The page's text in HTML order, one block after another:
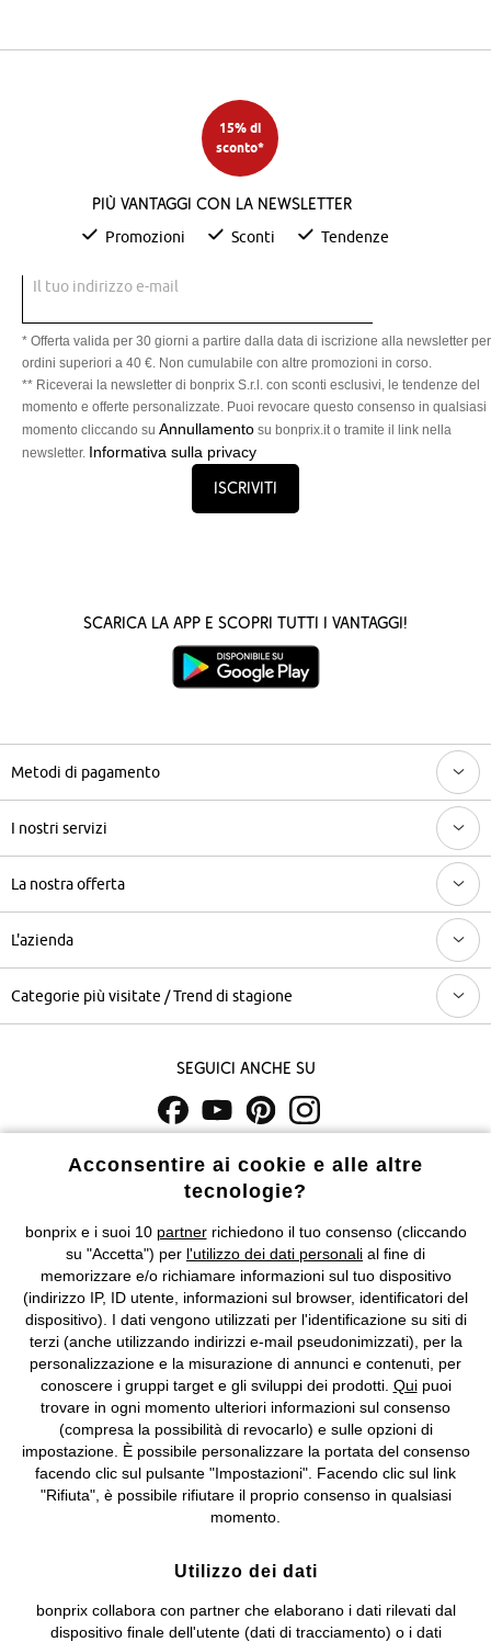
15% di
sconto*
Più vantaggi con la newsletter
Promozioni Sconti Tendenze
Il tuo indirizzo e-mail
* Offerta valida per 30 giorni a partire dalla data di iscrizione alla newsletter per
ordini superiori a 40 €. Non cumulabile con altre promozioni in corso.
** Riceverai la newsletter di bonprix S.r.l. con sconti esclusivi, le tendenze del
momento e offerte personalizzate. Puoi revocare questo consenso in qualsiasi
momento cliccando su Annullamento su bonprix.it o tramite il link nella
newsletter. Informativa sulla privacy
Iscriviti
Scarica la App e scopri tutti i vantaggi!
Metodi di pagamento
I nostri servizi
La nostra offerta
L'azienda
Categorie più visitate / Trend di stagione
Seguici anche su
I prezzi sono IVA inclusa. Non includonole spese di spedizione e i
Condizioni di vendita Accessibilità
Informativa privacy e cookie Gestione dei cookie
Informazioni legali Diritto di recesso
© 2026 bonprix.
Tutti i diritti riservati.
bonprix S.r.l. con socio unico, sede legale: via Adua 33 - 13855
Valdengo (BI) C.F. 01510910027 - P.I. 01939830020, Reg. Imprese di
Biella n. 01510910027, R.E.A. BI - 171345, N. Reg. Pile:
IT09060P00000858, N. Reg. AEE: IT08020000002105 Capitale
Sociale: euro 1.000.000 i.v, Società soggetta all'attività di direzione
e coordinamento di bonprix Beteiligungs -Verwaltungsgesellschaft
Acconsentire ai cookie e alle altre
tecnologie?
bonprix e i suoi 10 partnerrichiedono il tuo consenso (cliccando
su "Accetta") per l'utilizzo dei dati personali al fine di
memorizzare e/o richiamare informazioni sul tuo dispositivo
(indirizzo IP, ID utente, informazioni sul browser, identificatori del
dispositivo). I dati vengono utilizzati per l'identificazione su siti di
terzi (anche utilizzando indirizzi e-mail pseudonimizzati), per la
personalizzazione e la misurazione di annunci e contenuti, per
conoscere i gruppi target e gli sviluppi dei prodotti. Quipuoi
trovare in ogni momento ulteriori informazioni sul consenso
(compresa la possibilità di revocarlo) e sulle opzioni di
impostazione. È possibile personalizzare la portata del consenso
facendo clic sul pulsante "Impostazioni". Facendo clic sul link
"Rifiuta", è possibile rifiutare il proprio consenso in qualsiasi
momento.
Utilizzo dei dati
bonprix collabora con partner che elaborano i dati rilevati dal
dispositivo finale dell'utente (dati di tracciamento) o i dati